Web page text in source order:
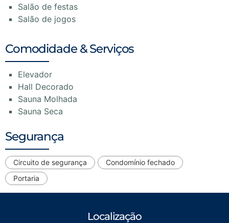
Salão de festas
Salão de jogos
Comodidade & Serviços
Elevador
Hall Decorado
Sauna Molhada
Sauna Seca
Segurança
Circuito de segurança
Condomínio fechado
Portaria
Localização